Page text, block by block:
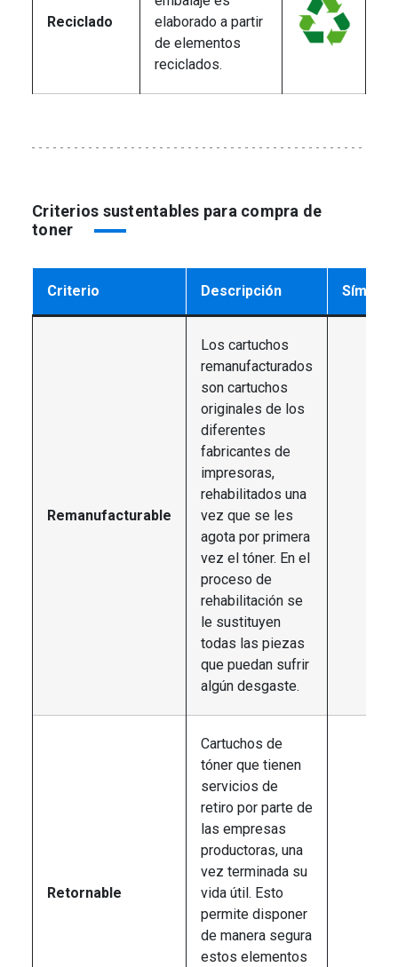
Reciclado
elaborado a partir
de elementos
reciclados.
Criterios sustentables para compra de
toner
Criterio Descripción Símbolo
Remanufacturable
Los cartuchos
remanufacturados
son cartuchos
originales de los
diferentes
fabricantes de
impresoras,
rehabilitados una
vez que se les
agota por primera
vez el tóner. En el
proceso de
rehabilitación se
le sustituyen
todas las piezas
que puedan sufrir
algún desgaste.
Retornable
Cartuchos de
tóner que tienen
servicios de
retiro por parte de
las empresas
productoras, una
vez terminada su
vida útil. Esto
permite disponer
de manera segura
estos elementos